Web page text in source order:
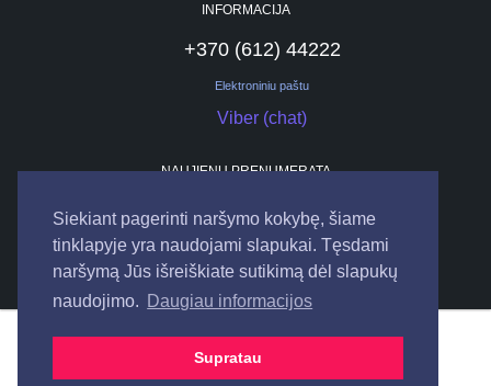
Siekiant pagerinti naršymo kokybę, šiame
tinklapyje yra naudojami slapukai. Tęsdami
naršymą Jūs išreiškiate sutikimą dėl slapukų
naudojimo. Daugiau informacijos
Supratau
INFORMACIJA
+370 (612) 44222
Elektroniniu paštu
Viber (chat)
NAUJIENŲ PRENUMERATA
UAB "ELSTAVA". Visos teisės saugomos.